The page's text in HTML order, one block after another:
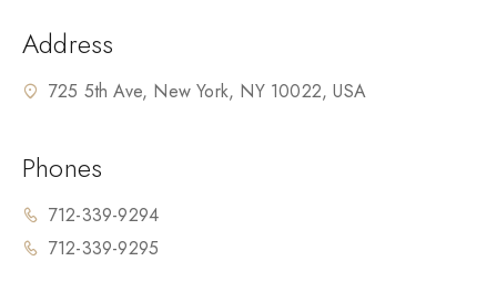
Address
725 5th Ave, New York, NY 10022, USA
Phones
712-339-9294
712-339-9295